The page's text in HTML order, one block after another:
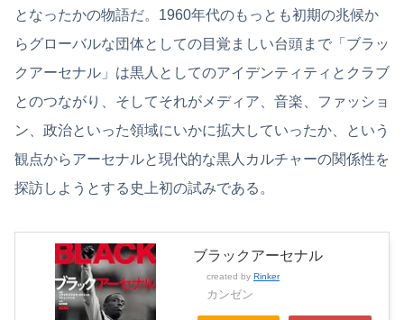
となったかの物語だ。1960年代のもっとも初期の兆候か
らグローバルな団体としての目覚ましい台頭まで「ブラッ
クアーセナル」は黒人としてのアイデンティティとクラブ
とのつながり、そしてそれがメディア、音楽、ファッショ
ン、政治といった領域にいかに拡大していったか、という
観点からアーセナルと現代的な黒人カルチャーの関係性を
探訪しようとする史上初の試みである。
ブラックアーセナル
created by Rinker
カンゼン